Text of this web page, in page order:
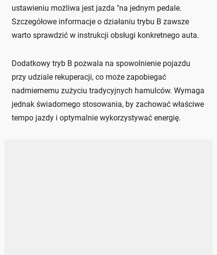
ustawieniu możliwa jest jazda "na jednym pedale.
Szczegółowe informacje o działaniu trybu B zawsze
warto sprawdzić w instrukcji obsługi konkretnego auta.
Dodatkowy tryb B pozwala na spowolnienie pojazdu
przy udziale rekuperacji, co może zapobiegać
nadmiernemu zużyciu tradycyjnych hamulców. Wymaga
jednak świadomego stosowania, by zachować właściwe
tempo jazdy i optymalnie wykorzystywać energię.